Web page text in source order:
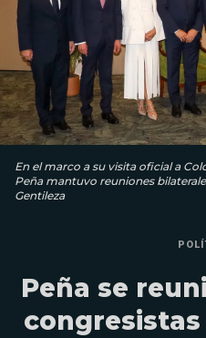
En el marco a su visita oficial a
Peña mantuvo reuniones
Gentileza
Peña se